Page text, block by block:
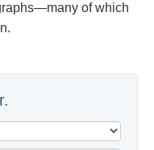
of which